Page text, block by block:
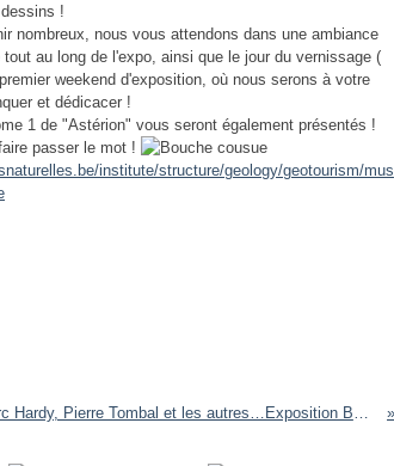
!
nombreux, nous vous attendons dans une ambiance
au long de l'expo, ainsi que le jour du vernissage (
weekend d'exposition, où nous serons à votre
et dédicacer !
1 de "Astérion" vous seront également présentés !
passer le mot !
institute/structure/geology/geotourism/mus
Marc Hardy, Pierre Tombal et les autres…Exposition BD / À Malmedy